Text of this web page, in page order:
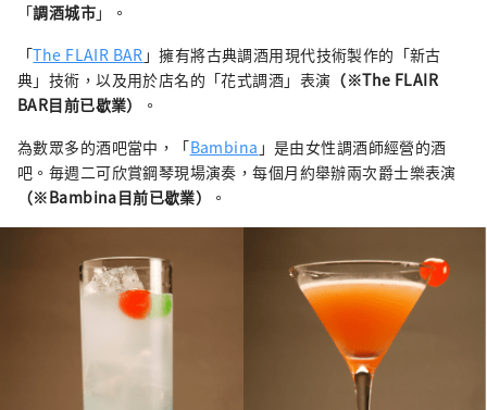
「調酒城市」。
「The FLAIR BAR 」擁有將古典調酒用現代技術製作的「新古
典」技術，以及用於店名的「花式調酒」表演 （※The FLAIR
BAR目前已歇業）
。
為數眾多的酒吧當中，「Bambina 」是由女性調酒師經營的酒
吧。毎週二可欣賞鋼琴現場演奏，每個月約舉辦兩次爵士樂表演
（※Bambina目前已歇業）
。